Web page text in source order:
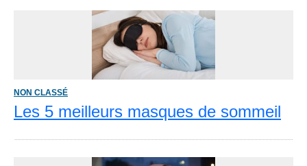
NON CLASSÉ
Les 5 meilleurs masques de sommeil